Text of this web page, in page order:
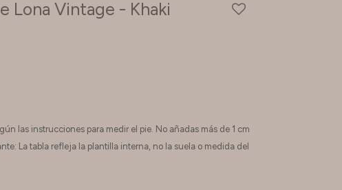
Lona Vintage - Khaki
las instrucciones para medir el pie. No añadas más de 1 cm
La tabla refleja la plantilla interna, no la suela o medida del